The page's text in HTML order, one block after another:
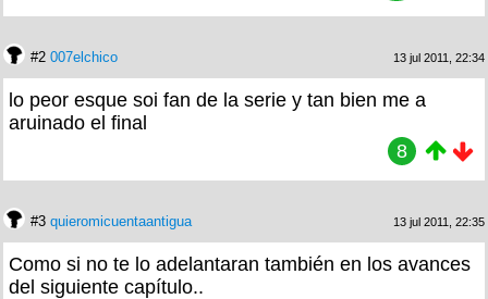
#2 007elchico 13 jul 2011, 22:34
lo peor esque soi fan de la serie y tan bien me a
aruinado el final
8
#3 quieromicuentaantigua 13 jul 2011, 22:35
Como si no te lo adelantaran también en los avances
del siguiente capítulo..